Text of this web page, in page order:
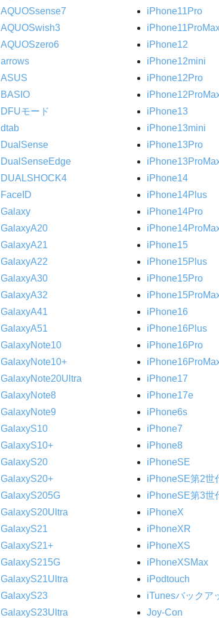
AQUOSsense7
AQUOSwish3
AQUOSzero6
arrows
ASUS
BASIO
DFUモード
dtab
DualSense
DualSenseEdge
DUALSHOCK4
FaceID
Galaxy
GalaxyA20
GalaxyA21
GalaxyA22
GalaxyA30
GalaxyA32
GalaxyA41
GalaxyA51
GalaxyNote10
GalaxyNote10+
GalaxyNote20Ultra
GalaxyNote8
GalaxyNote9
GalaxyS10
GalaxyS10+
GalaxyS20
GalaxyS20+
GalaxyS205G
GalaxyS20Ultra
GalaxyS21
GalaxyS21+
GalaxyS215G
GalaxyS21Ultra
GalaxyS23
GalaxyS23Ultra
iPhone11Pro
iPhone12
iPhone12mini
iPhone12Pro
iPhone13
iPhone13mini
iPhone13Pro
iPhone14
iPhone14Plus
iPhone14Pro
iPhone15
iPhone15Plus
iPhone15Pro
iPhone16
iPhone16Plus
iPhone16Pro
iPhone17
iPhone17e
iPhone6s
iPhone7
iPhone8
iPhoneSE
iPhoneSE第2世
iPhoneSE第3世
iPhoneX
iPhoneXR
iPhoneXS
iPhoneXSMax
iPodtouch
iTunesバックア
Joy-Con